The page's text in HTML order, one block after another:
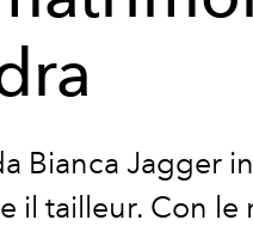
Bianca Jagger
il tailleur. Con le